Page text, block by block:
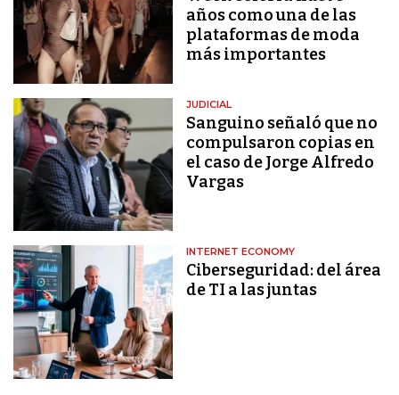
años como una de las
plataformas de moda
más importantes
JUDICIAL
Sanguino señaló que no
compulsaron copias en
el caso de Jorge Alfredo
Vargas
INTERNET ECONOMY
Ciberseguridad: del área
de TI a las juntas